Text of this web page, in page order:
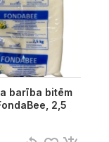
barība bitēm
2,5